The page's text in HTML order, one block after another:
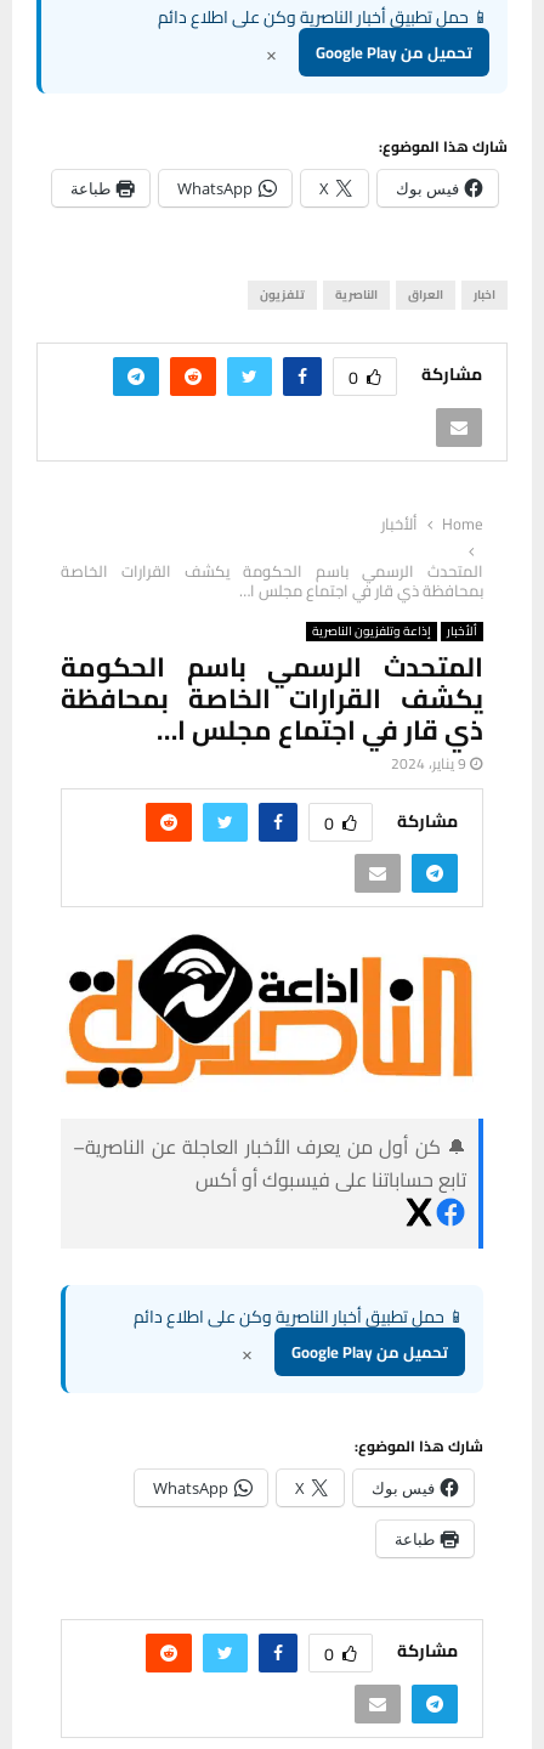
📱 حمل تطبيق أخبار الناصرية وكن على اطلاع دائم
تحميل من Google Play ×
شارك هذا الموضوع:
فيس بوك X
WhatsApp طباعة
اخبار العراق الناصرية تلفزيون
مشاركة 0
Home
ألأخبار
المتحدث الرسمي باسم الحكومة يكشف القرارات الخاصة
بمحافظة ذي قار في اجتماع مجلس ا…
ألأخبار إذاعة وتلفزيون الناصرية
المتحدث الرسمي باسم الحكومة
يكشف القرارات الخاصة بمحافظة
ذي قار في اجتماع مجلس ا…
9 يناير، 2024
مشاركة 0
🔔 كن أول من يعرف الأخبار العاجلة عن الناصرية–
تابع حساباتنا على فيسبوك أو أكس
📱 حمل تطبيق أخبار الناصرية وكن على اطلاع دائم
تحميل من Google Play ×
شارك هذا الموضوع:
فيس بوك X
WhatsApp
طباعة
مشاركة 0